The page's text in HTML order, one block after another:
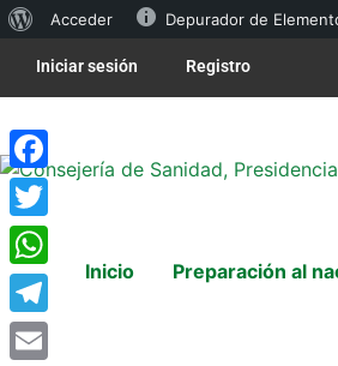
Acceder Depurador de
Iniciar sesión Registro
Inicio Preparación al
Facebook
Twitter
WhatsApp
Telegram